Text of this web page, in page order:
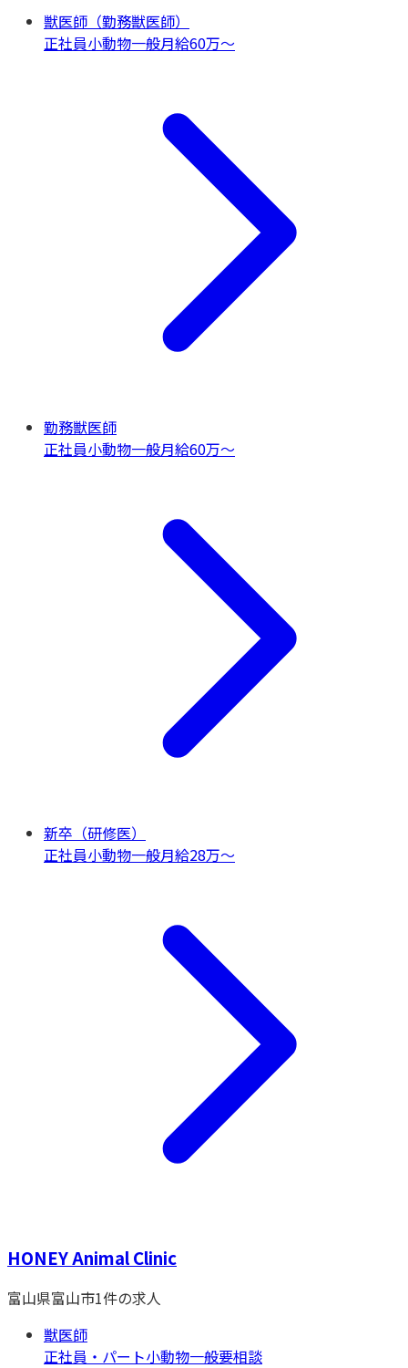
獣医師（勤務獣医師）
正社員小動物一般月給60万〜
勤務獣医師
正社員小動物一般月給60万〜
新卒（研修医）
正社員小動物一般月給28万〜
HONEY Animal Clinic
富山県富山市1件の求人
獣医師
正社員・パート小動物一般要相談